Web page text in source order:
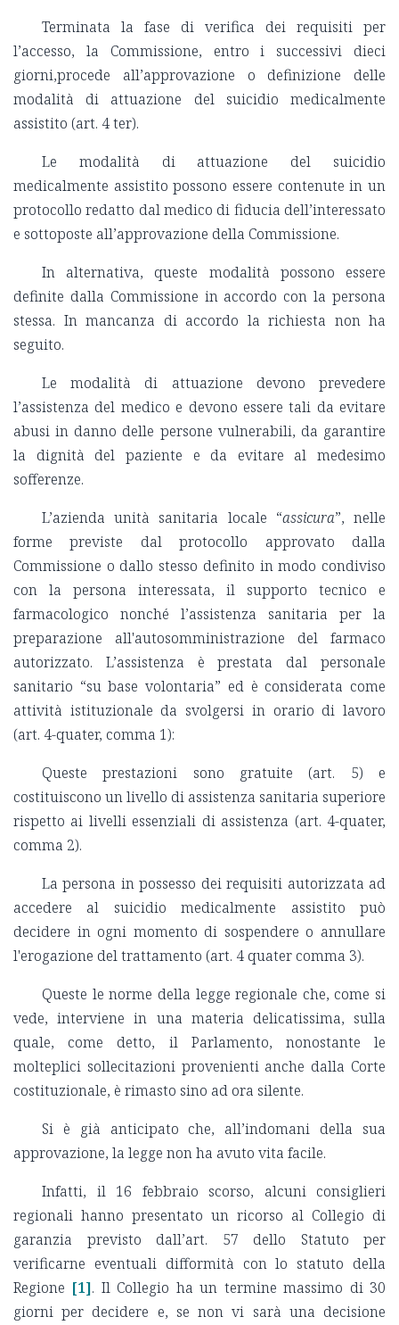
Terminata la fase di verifica dei requisiti per
l’accesso, la Commissione, entro i successivi dieci
giorni,procede all’approvazione o definizione delle
modalità di attuazione del suicidio medicalmente
assistito (art. 4 ter).
Le modalità di attuazione del suicidio
medicalmente assistito possono essere contenute in un
protocollo redatto dal medico di fiducia dell’interessato
e sottoposte all’approvazione della Commissione.
In alternativa, queste modalità possono essere
definite dalla Commissione in accordo con la persona
stessa. In mancanza di accordo la richiesta non ha
seguito.
Le modalità di attuazione devono prevedere
l’assistenza del medico e devono essere tali da evitare
abusi in danno delle persone vulnerabili, da garantire
la dignità del paziente e da evitare al medesimo
sofferenze.
L’azienda unità sanitaria locale “assicura”, nelle
forme previste dal protocollo approvato dalla
Commissione o dallo stesso definito in modo condiviso
con la persona interessata, il supporto tecnico e
farmacologico nonché l’assistenza sanitaria per la
preparazione all'autosomministrazione del farmaco
autorizzato. L’assistenza è prestata dal personale
sanitario “su base volontaria” ed è considerata come
attività istituzionale da svolgersi in orario di lavoro
(art. 4-quater, comma 1):
Queste prestazioni sono gratuite (art. 5) e
costituiscono un livello di assistenza sanitaria superiore
rispetto ai livelli essenziali di assistenza (art. 4-quater,
comma 2).
La persona in possesso dei requisiti autorizzata ad
accedere al suicidio medicalmente assistito può
decidere in ogni momento di sospendere o annullare
l'erogazione del trattamento (art. 4 quater comma 3).
Queste le norme della legge regionale che, come si
vede, interviene in una materia delicatissima, sulla
quale, come detto, il Parlamento, nonostante le
molteplici sollecitazioni provenienti anche dalla Corte
costituzionale, è rimasto sino ad ora silente.
Si è già anticipato che, all’indomani della sua
approvazione, la legge non ha avuto vita facile.
Infatti, il 16 febbraio scorso, alcuni consiglieri
regionali hanno presentato un ricorso al Collegio di
garanzia previsto dall’art. 57 dello Statuto per
verificarne eventuali difformità con lo statuto della
Regione [1]. Il Collegio ha un termine massimo di 30
giorni per decidere e, se non vi sarà una decisione